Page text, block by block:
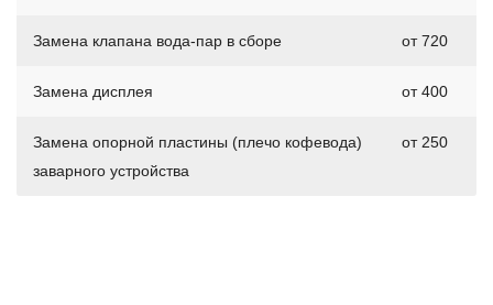
Замена клапана вода-пар в сборе от 720
Замена дисплея от 400
Замена опорной пластины (плечо кофевода)
заварного устройства
от 250